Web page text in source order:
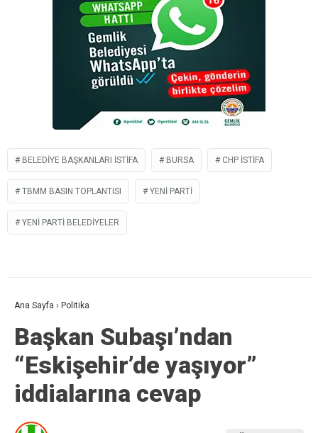
BELEDIYE BAŞKANLARI ISTIFA BURSA CHP ISTIFA
TBMM BASIN TOPLANTISI YENI PARTI
YENİ PARTI BELEDIYELER
Ana Sayfa › Politika
Başkan Subaşı’ndan
“Eskişehir’de yaşıyor”
iddialarına cevap